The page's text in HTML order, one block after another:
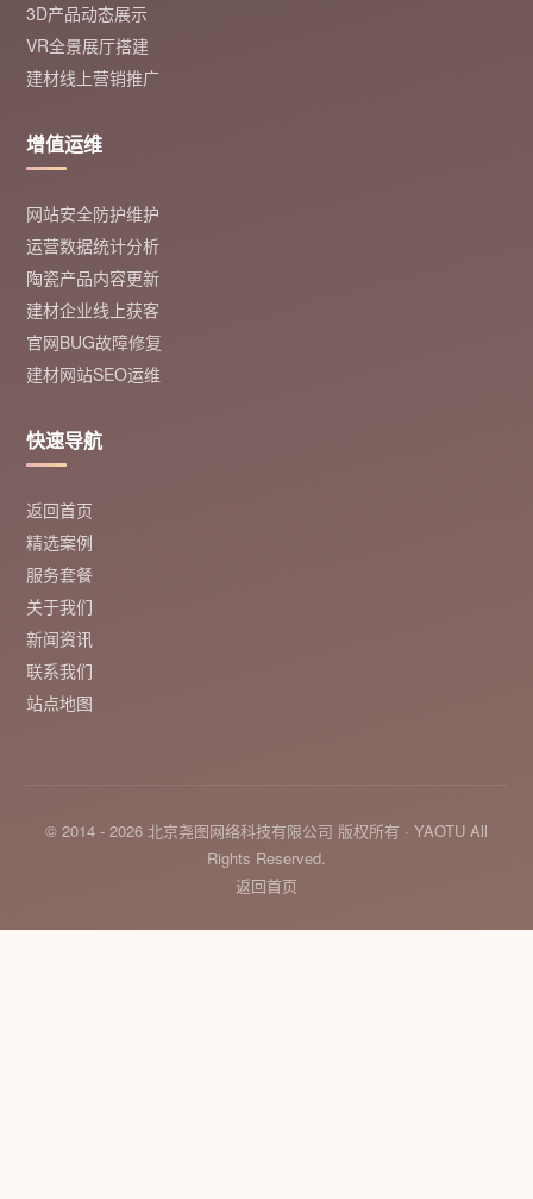
3D产品动态展示
VR全景展厅搭建
建材线上营销推广
增值运维
网站安全防护维护
运营数据统计分析
陶瓷产品内容更新
建材企业线上获客
官网BUG故障修复
建材网站SEO运维
快速导航
返回首页
精选案例
服务套餐
关于我们
新闻资讯
联系我们
站点地图
© 2014 - 2026 北京尧图网络科技有限公司 版权所有 · YAOTU All
Rights Reserved.
返回首页